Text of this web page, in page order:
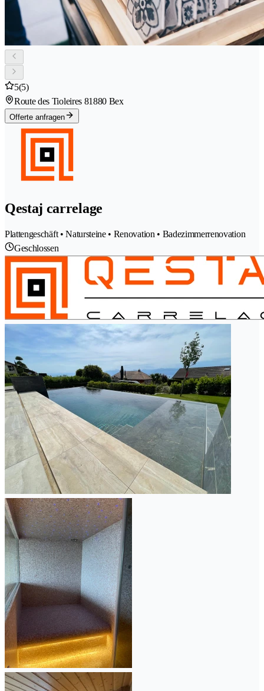
5(5)
Route des Tioleires 81880 Bex
Offerte anfragen
Qestaj carrelage
Plattengeschäft • Natursteine • Renovation • Badezimmerrenovation
Geschlossen